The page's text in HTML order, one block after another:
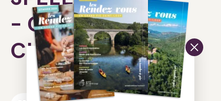
- GROTTE DE
CLAMOUSE